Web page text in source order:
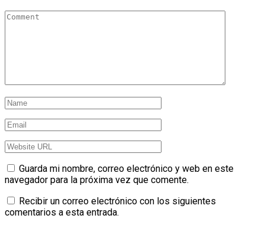
Guarda mi nombre, correo electrónico y web en este
navegador para la próxima vez que comente.
Recibir un correo electrónico con los siguientes
comentarios a esta entrada.